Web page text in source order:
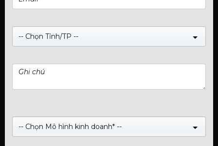
Card đồ hoạ Manli GeForce RTX™
0
(Xem 0 đánh giá)
Giá:Liên hệ
-- Chọn Tỉnh/TP --
-- Chọn Mô hình kinh doanh* --